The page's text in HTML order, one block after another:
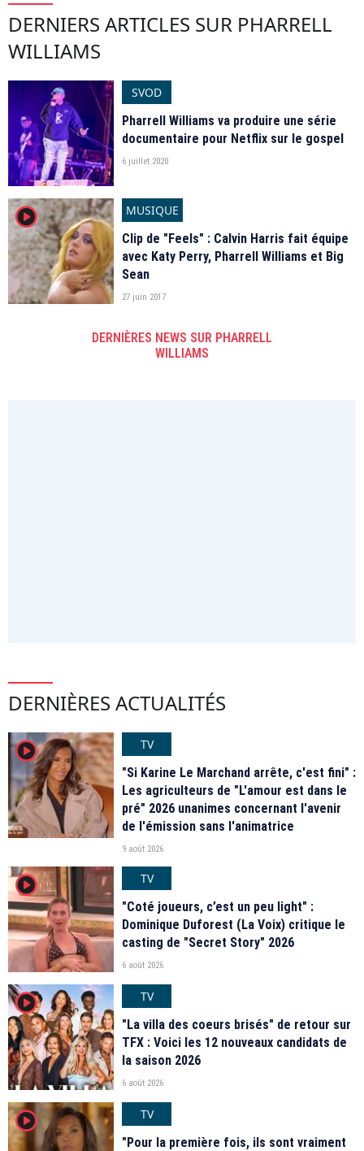
DERNIERS ARTICLES SUR PHARRELL
WILLIAMS
SVOD
Pharrell Williams va produire une série
documentaire pour Netflix sur le gospel
6 juillet 2020
player2
MUSIQUE
Clip de "Feels" : Calvin Harris fait équipe
avec Katy Perry, Pharrell Williams et Big
Sean
27 juin 2017
DERNIÈRES NEWS SUR PHARRELL
WILLIAMS
DERNIÈRES ACTUALITÉS
player2
TV
"Si Karine Le Marchand arrête, c'est fini" :
Les agriculteurs de "L'amour est dans le
pré" 2026 unanimes concernant l'avenir
de l'émission sans l'animatrice
9 août 2026
player2
TV
"Coté joueurs, c’est un peu light" :
Dominique Duforest (La Voix) critique le
casting de "Secret Story" 2026
6 août 2026
player2
TV
"La villa des coeurs brisés" de retour sur
TFX : Voici les 12 nouveaux candidats de
la saison 2026
6 août 2026
player2
TV
"Pour la première fois, ils sont vraiment